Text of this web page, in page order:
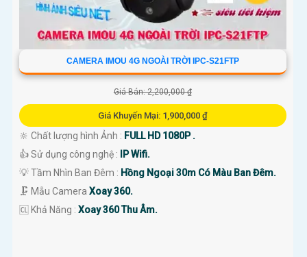
CAMERA IMOU 4G NGOÀI TRỜI IPC-S21FTP
Giá Bán: 2,200,000 ₫
Giá Khuyến Mại: 1,900,000 ₫
🔆 Chất lượng hình Ảnh : FULL HD 1080P .
👍 Sử dụng công nghệ : IP Wifi.
💡 Tầm Nhìn Ban Đêm : Hồng Ngoại 30m Có Màu Ban Đêm.
🗜️ Mẫu Camera Xoay 360.
️🆑 Khả Năng : Xoay 360 Thu Âm.